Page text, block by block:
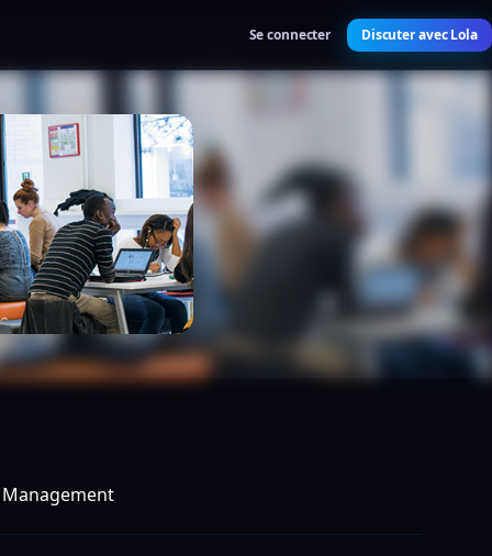
Se connecter Discuter avec Lola